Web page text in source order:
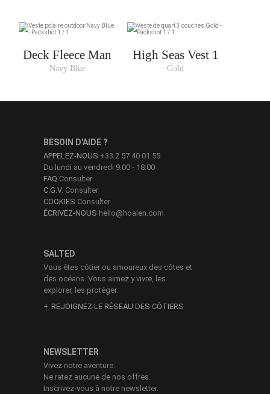
Deck Fleece Man
Navy Blue
High Seas Vest 1
Gold
SALTED
Vous êtes côtier ou amoureux des côtes et
des océans. Vous aimez y vivre, les
explorer, les protéger.
REJOIGNEZ LE RÉSEAU DES CÔTIERS
BESOIN D'AIDE ?
APPELEZ-NOUS +33 2 57 40 01 55
Du lundi au vendredi 9:00 - 18:00
FAQ Consulter
C.G.V. Consulter
COOKIES Consulter
ÉCRIVEZ-NOUS hello@hoalen.com
NEWSLETTER
Vivez notre aventure.
Ne ratez aucune de nos offres.
Inscrivez-vous à notre newsletter.